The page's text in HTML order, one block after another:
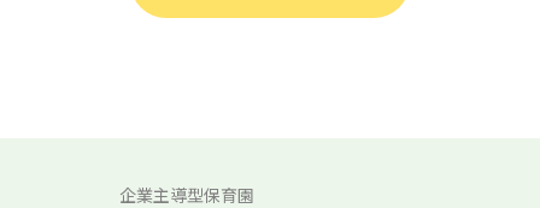
企業主導型保育園